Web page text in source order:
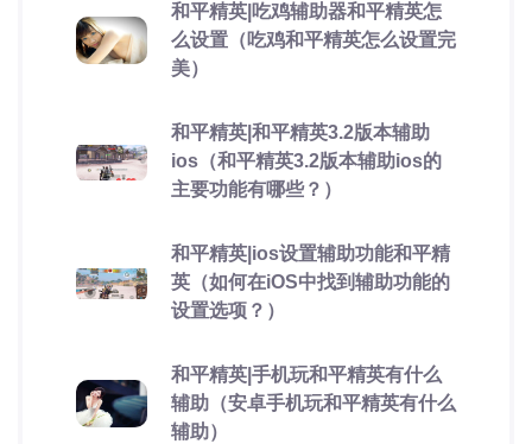
和平精英|吃鸡辅助器和平精英怎
么设置（吃鸡和平精英怎么设置完
美）
和平精英|和平精英3.2版本辅助
ios（和平精英3.2版本辅助ios的
主要功能有哪些？）
和平精英|ios设置辅助功能和平精
英（如何在iOS中找到辅助功能的
设置选项？）
和平精英|手机玩和平精英有什么
辅助（安卓手机玩和平精英有什么
辅助）